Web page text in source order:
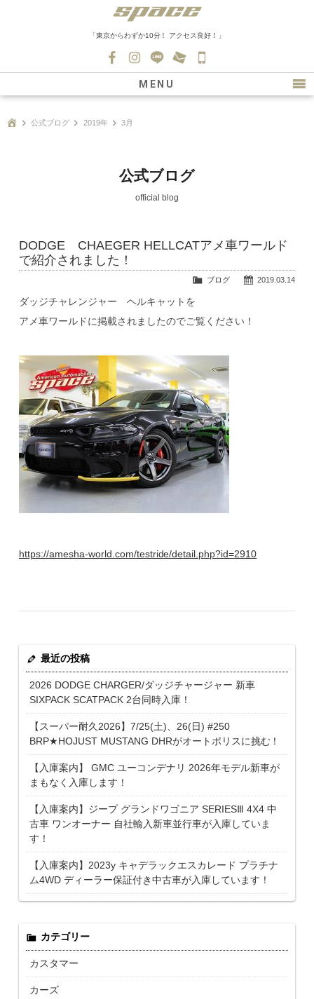
「東京からわずか10分！ アクセス良好！」
0139
MENU
新車情報
在庫車情報
ファクトリー
スタッフ募集
公式ブログ 2019年 3月
公式ブログ
official blog
DODGE CHAEGER HELLCATアメ車ワールド
で紹介されました！
2019.03.14
ブログ
ダッジチャレンジャー ヘルキャットを
アメ車ワールドに掲載されましたのでご覧ください！
https://amesha-world.com/testride/detail.php?id=2910
最近の投稿
2026 DODGE CHARGER/ダッジチャージャー 新車
SIXPACK SCATPACK 2台同時入庫！
【スーパー耐久2026】7/25(土)、26(日) #250
BRP★HOJUST MUSTANG DHRがオートポリスに挑む！
【入庫案内】 GMC ユーコンデナリ 2026年モデル新車が
まもなく入庫します！
【入庫案内】ジープ グランドワゴニア SERIESⅢ 4X4 中
古車 ワンオーナー 自社輸入新車並行車が入庫していま
す！
【入庫案内】2023y キャデラックエスカレード プラチナ
ム4WD ディーラー保証付き中古車が入庫しています！
カテゴリー
カスタマー
カーズ